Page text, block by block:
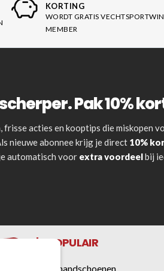
KORTING
WORDT GRATIS
MEMBER
Pak 10%
acties en kooptips die miskopen
nieuwe abonnee krijg je direct 10%
automatisch voor extra voordeelbij
POPULAIR
Bokshandschoenen